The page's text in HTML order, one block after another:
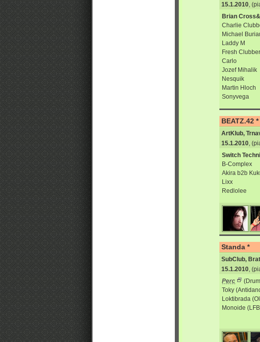
15.1.2010 ,
Brian
Charlie
Michael
Laddy M
Fresh Clubber
Carlo
Jozef Mihalik
Nesquik
Martin Hloch
Sonyvega
BEATZ.42 *
ArtKlub,
15.1.2010 ,
Switch
B-Complex
Akira b2b
Lixx
Redlolee
Standa *
SubClub,
15.1.2010 ,
Perc
Toky
Loktibrada
Monoide